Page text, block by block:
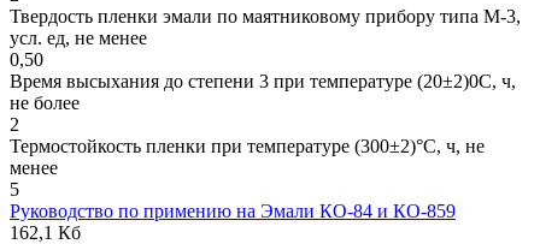
Твердость пленки эмали по маятниковому прибору типа М-3,
усл. ед, не менее
0,50
Время высыхания до степени 3 при температуре (20±2)0С, ч,
не более
2
Термостойкость пленки при температуре (300±2)°С, ч, не
менее
5
Руководство по примению на Эмали КО-84 и КО-859
162,1 Кб